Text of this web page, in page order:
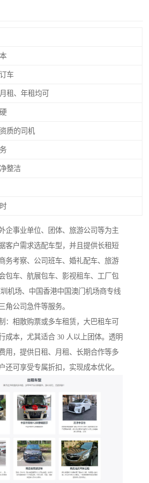
车
租、年租均可
质的司机
整洁
企事业单位、团体、旅游公司等为主
客户需求选配车型，并且提供长租短
务考察、公司班车、婚礼配车、旅游
包车、航展包车、影视租车、工厂包
机场、中国香港中国澳门机场商专线
角公司急件等服务。
：相散购票或多车租赁，大巴租车可
成本，尤其适合 30 人以上团体。透明
用，提供日租、月租、长期合作等多
还可享受专属折扣，实现成本优化。